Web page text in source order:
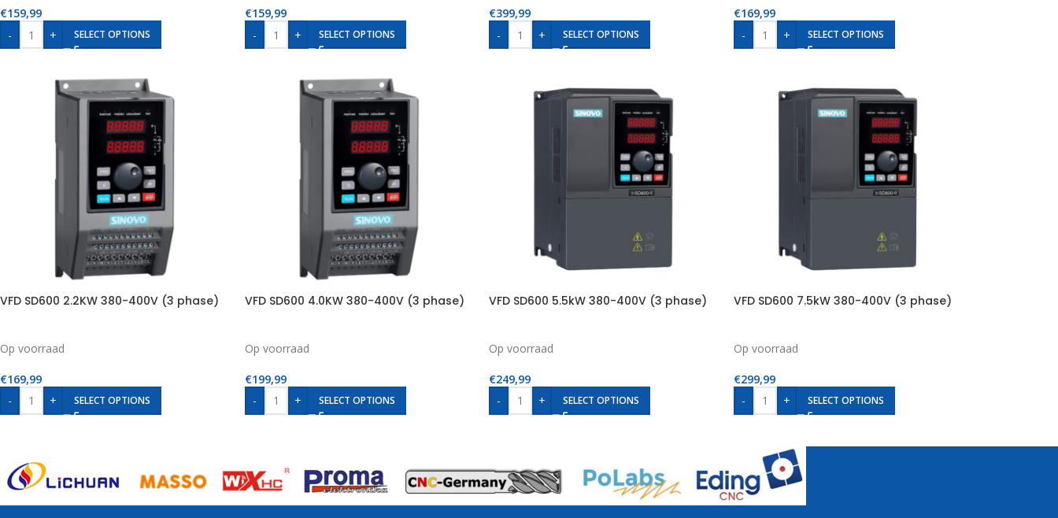
€159,99
-
+ SELECT OPTIONS
€159,99
-
+ SELECT OPTIONS
€399,99
-
+ SELECT OPTIONS
€169,99
-
+ SELECT OPTIONS
VFD SD600 2.2KW 380-400V (3 phase)
Op voorraad
€169,99
-
+ SELECT OPTIONS
VFD SD600 4.0KW 380-400V (3 phase)
Op voorraad
€199,99
-
+ SELECT OPTIONS
VFD SD600 5.5kW 380-400V (3 phase)
Op voorraad
€249,99
-
+ SELECT OPTIONS
VFD SD600 7.5kW 380-400V (3 phase)
Op voorraad
€299,99
-
+ SELECT OPTIONS